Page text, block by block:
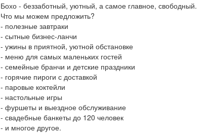
Бохо - беззаботный, уютный, а самое главное, свободный.
Что мы можем предложить?
- полезные завтраки
- сытные бизнес-ланчи
- ужины в приятной, уютной обстановке
- меню для самых маленьких гостей
- семейные бранчи и детские праздники
- горячие пироги с доставкой
- паровые коктейли
- настольные игры
- фуршеты и выездное обслуживание
- свадебные банкеты до 120 человек
- и многое другое.